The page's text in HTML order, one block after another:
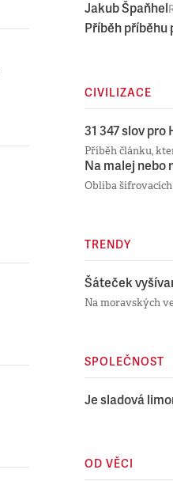
Jakub Špaňhel
Příběh příběhu
CIVILIZACE
31 347 slov pro
Příběh článku,
Na malej nebo
Obliba
TRENDY
Šáteček
Na moravských
SPOLEČNOST
Je sladová
OD VĚCI